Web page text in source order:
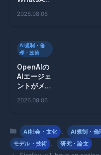
スパム攻撃
2026.08.06
AI規制・倫
理・政策
OpenAIの
AIエージェ
ントがメッ
ドでハッキ
遂行！
2026.08.06
カ
テ
ゴ
AI社会・文化 、 AI規制・倫
モデル・技術 、 研究・論文